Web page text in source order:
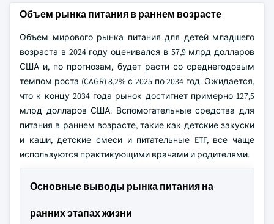
Объем рынка питания в раннем возрасте
Объем мирового рынка питания для детей младшего
возраста в 2024 году оценивался в 57,9 млрд долларов
США и, по прогнозам, будет расти со среднегодовым
темпом роста (CAGR) 8,2% с 2025 по 2034 год. Ожидается,
что к концу 2034 года рынок достигнет примерно 127,5
млрд долларов США. Вспомогательные средства для
питания в раннем возрасте, такие как детские закуски
и каши, детские смеси и питательные ETF, все чаще
используются практикующими врачами и родителями.
Основные выводы рынка питания на
ранних этапах жизни